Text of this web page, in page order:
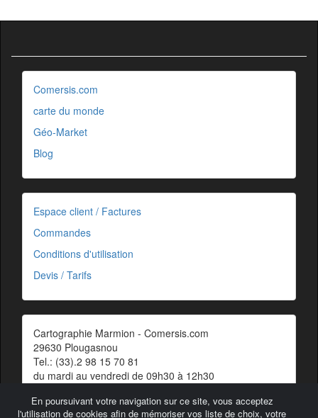
En poursuivant votre navigation sur ce site, vous acceptez
l'utilisation de cookies afin de mémoriser vos liste de choix, votre
Comersis.com
carte du monde
Géo-Market
Blog
Espace client / Factures
Commandes
Conditions d'utilisation
Devis / Tarifs
Cartographie Marmion - Comersis.com
29630 Plougasnou
Tel.: (33).2 98 15 70 81
du mardi au vendredi de 09h30 à 12h30
Contact